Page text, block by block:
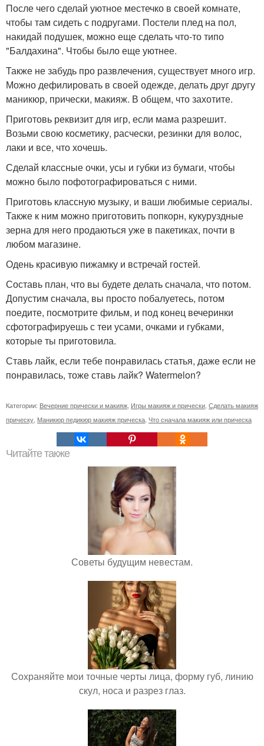
После чего сделай уютное местечко в своей комнате,
чтобы там сидеть с подругами. Постели плед на пол,
накидай подушек, можно еще сделать что-то типо
"Балдахина". Чтобы было еще уютнее.
Также не забудь про развлечения, существует много игр.
Можно дефилировать в своей одежде, делать друг другу
маникюр, прически, макияж. В общем, что захотите.
Приготовь реквизит для игр, если мама разрешит.
Возьми свою косметику, расчески, резинки для волос,
лаки и все, что хочешь.
Сделай классные очки, усы и губки из бумаги, чтобы
можно было пофотографироваться с ними.
Приготовь классную музыку, и ваши любимые сериалы.
Также к ним можно приготовить попкорн, кукуруздные
зерна для него продаються уже в пакетиках, почти в
любом магазине.
Одень красивую пижамку и встречай гостей.
Составь план, что вы будете делать сначала, что потом.
Допустим сначала, вы просто побалуетесь, потом
поедите, посмотрите фильм, и под конец вечеринки
сфотографируешь с теи усами, очками и губками,
которые ты приготовила.
Ставь лайк, если тебе понравилась статья, даже если не
понравилась, тоже ставь лайк? Watermelon?
Категории: Вечерние прически и макияж Игры макияж и прически Сделать макияж
прическу Маникюр педикюр макияж прическа Что сначала макияж или прическа
Читайте также
Советы будущим невестам.
Сохраняйте мои точные черты лица, форму губ, линию
скул, носа и разрез глаз.